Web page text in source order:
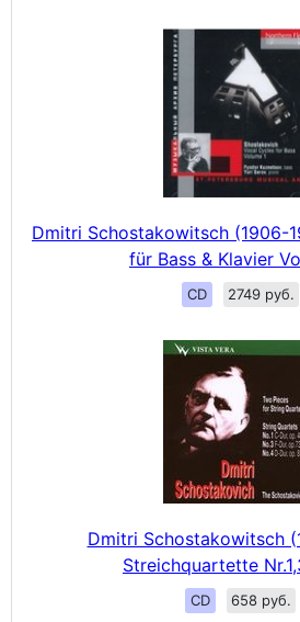
Dmitri Schostakowitsch (1906-
für Bass & Klavier
CD 2749 руб.
Dmitri Schostakowitsch
Streichquartette
CD 658 руб.